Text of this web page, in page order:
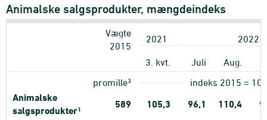
Animalske salgsprodukter, mængdeindeks
Vægte
2015
2021 2022
3. kvt. Juli Aug.
promille3 indeks 2015 = 100
Animalske
salgsprodukter1 589 105,3 96,1 110,4